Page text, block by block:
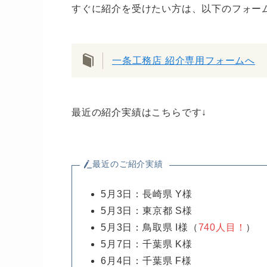
すぐに紹介を受けたい方は、以下のフォー
一条工務店 紹介専用フォームへ
最近の紹介実績はこちらです↓
最近のご紹介実績
5月3日：長崎県 Y様
5月3日：東京都 S様
5月3日：鳥取県 I様（740人目！ ）
5月7日：千葉県 K様
6月4日：千葉県 F様